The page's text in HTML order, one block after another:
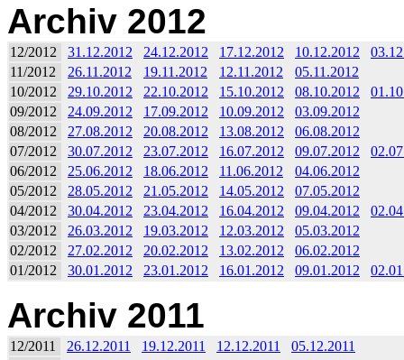
Archiv 2012
12/2012 31.12.2012 24.12.2012 17.12.2012 10.12.2012
11/2012
26.11.2012 19.11.2012 12.11.2012
05.11.2012
10/2012
29.10.2012 22.10.2012 15.10.2012 08.10.2012
09/2012
24.09.2012 17.09.2012 10.09.2012
03.09.2012
08/2012
27.08.2012 20.08.2012 13.08.2012
06.08.2012
07/2012
30.07.2012 23.07.2012 16.07.2012 09.07.2012
06/2012
25.06.2012 18.06.2012 11.06.2012
04.06.2012
05/2012
28.05.2012 21.05.2012 14.05.2012
07.05.2012
04/2012
30.04.2012 23.04.2012 16.04.2012 09.04.2012
03/2012
26.03.2012 19.03.2012 12.03.2012
05.03.2012
02/2012
27.02.2012 20.02.2012 13.02.2012
06.02.2012
01/2012
30.01.2012 23.01.2012 16.01.2012 09.01.2012
Archiv 2011
12/2011 26.12.2011 19.12.2011 12.12.2011
05.12.2011